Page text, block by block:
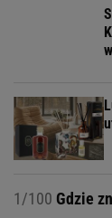
1/100 Gdzie